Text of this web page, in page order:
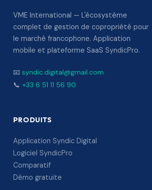
VME International — L'écosystème
complet de gestion de copropriété pour
le marché francophone. Application
mobile et plateforme SaaS SyndicPro.
📧 syndic.digital@gmail.com
📞 +33 6 51 11 56 90
PRODUITS
Application Syndic Digital
Logiciel SyndicPro
Comparatif
Démo gratuite